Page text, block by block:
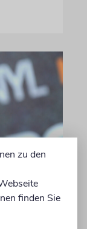
Welt
zu den
finden Sie